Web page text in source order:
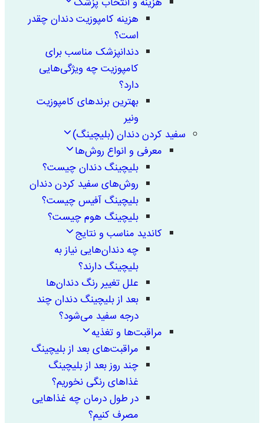
هزینه کامپوزیت دندان چقدر
است؟
دندانپزشک مناسب برای
کامپوزیت چه ویژگی‌هایی
دارد؟
بهترین برندهای کامپوزیت
ونیر
سفید کردن دندان (بلیچینگ)
معرفی و انواع روش‌ها
بلیچینگ دندان چیست؟
روش‌های سفید کردن دندان
بلیچینگ آفیس چیست؟
بلیچینگ هوم چیست؟
کاندید مناسب و نتایج
چه دندان‌هایی نیاز به
بلیچینگ دارند؟
علل تغییر رنگ دندان‌ها
بعد از بلیچینگ دندان چند
درجه سفید می‌شود؟
مراقبت‌ها و تغذیه
مراقبت‌های بعد از بلیچینگ
چند روز بعد از بلیچینگ
غذاهای رنگی نخوریم؟
در طول درمان چه غذاهایی
مصرف کنیم؟